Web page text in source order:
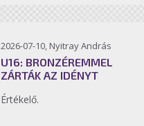
2026-07-10, Nyitray András
U16: BRONZÉREMMEL
ZÁRTÁK AZ IDÉNYT
Értékelő.